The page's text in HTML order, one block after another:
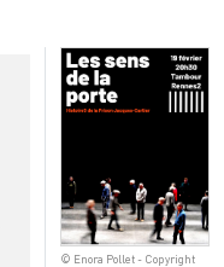
© Enora Pollet - Copyright